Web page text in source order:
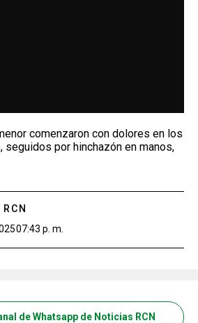
comenzaron con dolores en los
seguidos por hinchazón en manos,
07:43 p. m.
de Whatsapp de Noticias RCN